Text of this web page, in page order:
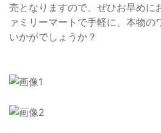
売となりますので、ぜひお早めに
ァミリーマートで手軽に、本物の
いかがでしょうか？